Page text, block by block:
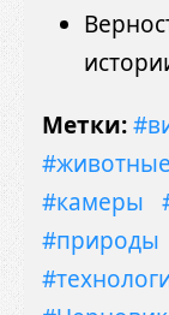
Метки:
#животные
#камеры
#природы